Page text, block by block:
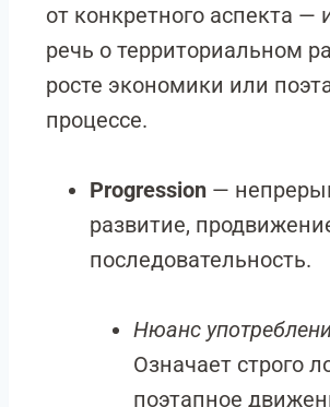
от конкретного аспекта —
речь о территориальном
росте экономики или
процессе.
Progression —
развитие,
последовательность.
Нюанс
Означает строго
поэтапное